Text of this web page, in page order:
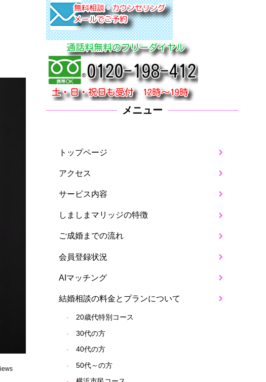
メニュー
トップページ
アクセス
サービス内容
しましまマリッジの特徴
ご成婚までの流れ
会員登録状況
AIマッチング
結婚相談の料金とプランについて
20歳代特別コース
30代の方
40代の方
50代～の方